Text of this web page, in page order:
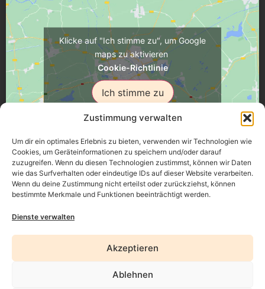
Zustimmung verwalten
Um dir ein optimales Erlebnis zu bieten, verwenden wir Technologien wie
Cookies, um Geräteinformationen zu speichern und/oder darauf
zuzugreifen. Wenn du diesen Technologien zustimmst, können wir Daten
wie das Surfverhalten oder eindeutige IDs auf dieser Website verarbeiten.
Wenn du deine Zustimmung nicht erteilst oder zurückziehst, können
bestimmte Merkmale und Funktionen beeinträchtigt werden.
Dienste verwalten
Akzeptieren
Ablehnen
Klicke auf "Ich stimme zu", um Google
maps zu aktivieren
Cookie-Richtlinie
Ich stimme zu
Üsenberger Strasse 11, 79346 Endingen a.K.
Erklärung zur Barrierefreiheit
AGB